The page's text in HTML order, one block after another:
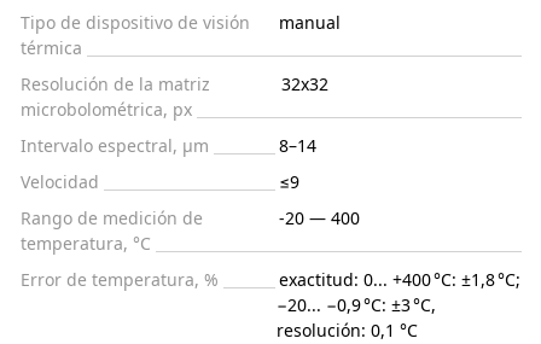
Tipo de dispositivo de visión
térmica
manual
Resolución de la matriz
microbolométrica, px
32х32
Intervalo espectral, μm
8–14
Velocidad
≤9
Rango de medición de
temperatura, °С
-20 — 400
Error de temperatura, %
exactitud: 0... +400 °C: ±1,8 °C;
−20... −0,9 °C: ±3 °C,
resolución: 0,1 °C